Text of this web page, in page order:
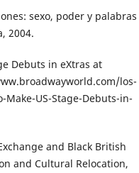
sexo, poder y palabras
2004.
Debuts in eXtras at
los-
US-Stage-Debuts-in-
and Black British
and Cultural Relocation,